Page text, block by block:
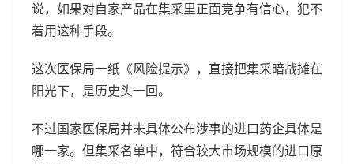
说，如果对自家产品在集采里正面竞争有信心，犯不
着用这种手段。
这次医保局一纸《风险提示》，直接把集采暗战摊在
阳光下，是历史头一回。
不过国家医保局并未具体公布涉事的进口药企具体是
哪一家。但集采名单中，符合较大市场规模的进口原